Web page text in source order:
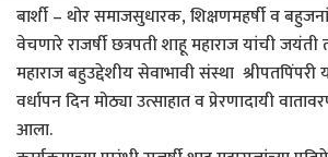
बार्शी – थोर समाजसुधारक, शिक्षणमहर्षी व
वेचणारे राजर्षी छत्रपती शाहू महाराज यांची जयंती
महाराज बहुउद्देशीय सेवाभावी संस्था
वर्धापन दिन मोठ्या उत्साहात व प्रेरणादायी
आला.